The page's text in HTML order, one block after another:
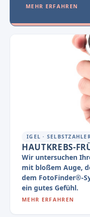
MEHR ERFAHREN
IGEL ·
HAUTKREBS-
Wir untersuchen
mit bloßem Auge,
dem FotoFinder®-
ein gutes Gefühl.
MEHR ERFAHREN